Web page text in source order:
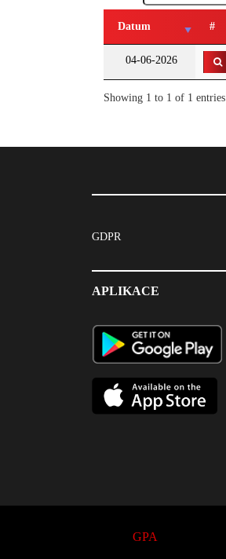
Datum #
04-06-2026
Showing 1 to 1 of 1 entries
GDPR
APLIKACE
GPA